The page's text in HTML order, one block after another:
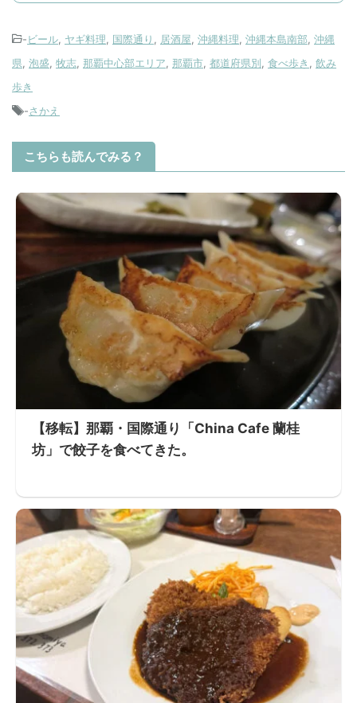
-ビール, ヤギ料理, 国際通り , 居酒屋, 沖縄料理, 沖縄本島南部, 沖縄
県, 泡盛, 牧志, 那覇中心部エリア, 那覇市, 都道府県別, 食べ歩き , 飲み
歩き
-さかえ
こちらも読んでみる？
【移転】那覇・国際通り「China Cafe 蘭桂
坊」で餃子を食べてきた。